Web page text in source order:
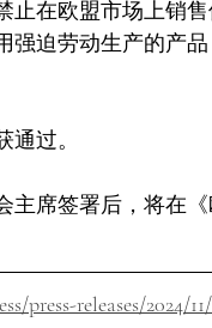
止在欧盟市场上销
强迫劳动生产的产
过。
主席签署后，将在
press-releases/2024/